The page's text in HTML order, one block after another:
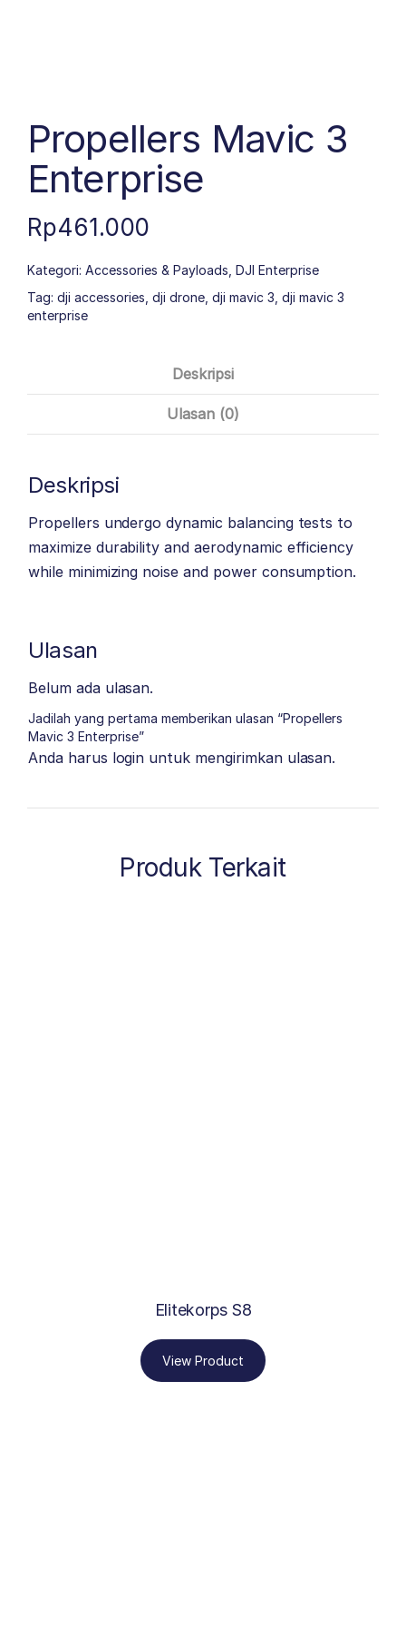
Propellers Mavic 3
Enterprise
Rp461.000
Kategori: Accessories & Payloads DJI Enterprise
Tag: dji accessories dji drone dji mavic 3 dji mavic 3
enterprise
Deskripsi
Ulasan (0)
Deskripsi
Propellers undergo dynamic balancing tests to
maximize durability and aerodynamic efficiency
while minimizing noise and power consumption.
Ulasan
Belum ada ulasan.
Jadilah yang pertama memberikan ulasan “Propellers
Mavic 3 Enterprise”
Anda harus login untuk mengirimkan ulasan.
Produk Terkait
Elitekorps S8
View Product